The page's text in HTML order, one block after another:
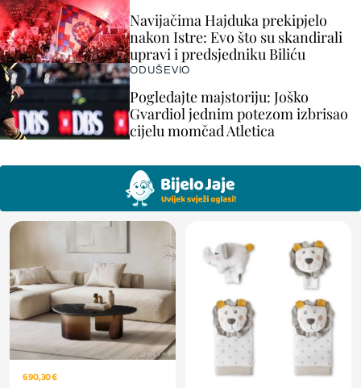
Navijačima Hajduka prekipjelo
nakon Istre: Evo što su skandirali
upravi i predsjedniku Biliću
ODUŠEVIO
Pogledajte majstoriju: Joško
Gvardiol jednim potezom izbrisao
cijelu momčad Atletica
690,30 €